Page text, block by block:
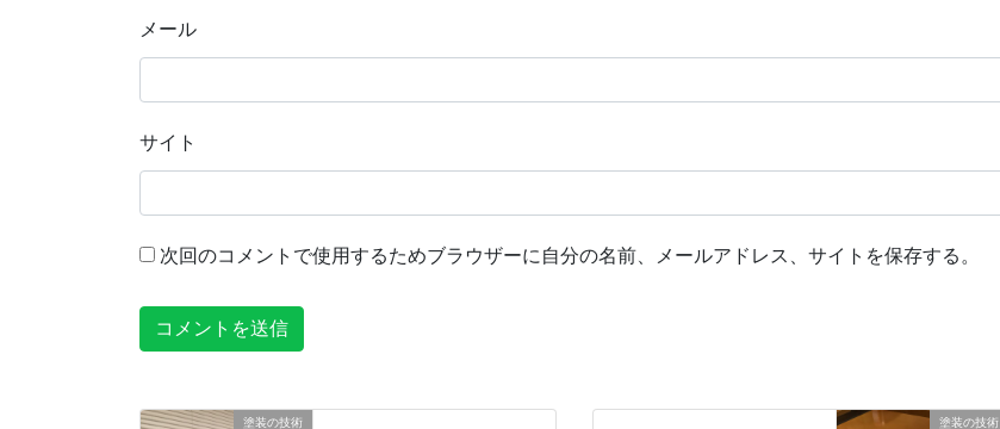
メール
サイト
次回のコメントで使用するためブラウザーに自分の名前、メールアドレス、サイトを保存する。
塗装の技術 塗装の技術